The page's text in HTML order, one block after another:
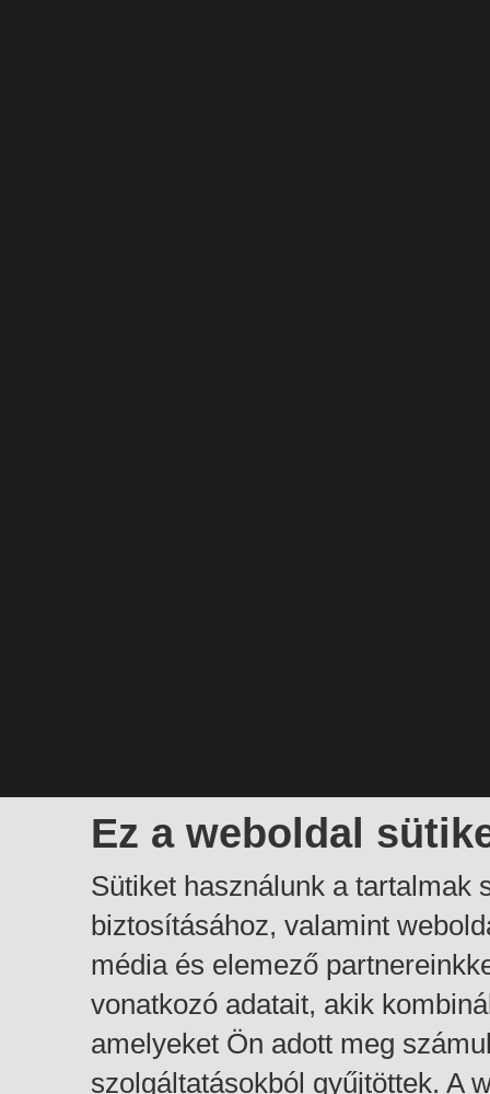
Ez a weboldal
Sütiket használunk a tartalmak
biztosításához, valamint
média és elemező
vonatkozó adatait, akik
amelyeket Ön adott meg
szolgáltatásokból gyűjtöttek. A